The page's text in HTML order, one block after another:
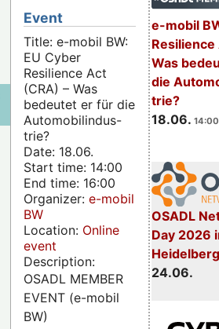
e-mobil
Resilience
Was
die
trie?
18.06.
OSADL
Day 2026
24.06.
Event
Title: e-mobil BW:
EU Cyber
Resilience Act
(CRA) – Was
bedeutet er für die
Automobilindus-
trie?
Date: 18.06.
Start time: 14:00
End time: 16:00
Organizer: e-mobil
BW
Location: Online
event
Description:
OSADL MEMBER
EVENT (e-mobil
BW)